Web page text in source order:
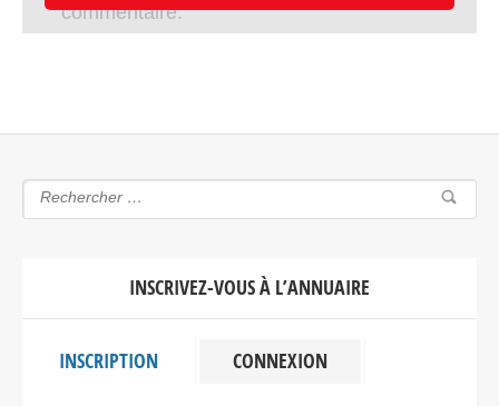
commentaire.
INSCRIVEZ-VOUS À L’ANNUAIRE
INSCRIPTION CONNEXION